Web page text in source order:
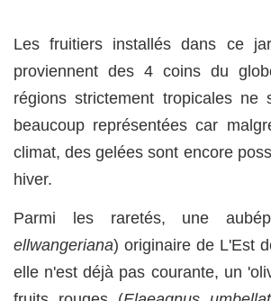
Les fruitiers installés dans ce
proviennent des 4 coins du
régions strictement tropicales ne
beaucoup représentées car
climat, des gelées sont encore
hiver.
Parmi les raretés, une
ellwangeriana) originaire de L'Est
elle n'est déjà pas courante, un